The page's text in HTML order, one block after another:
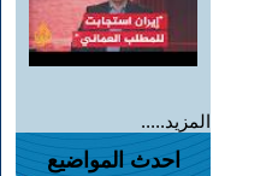
المزيد.....
احدث المواضيع